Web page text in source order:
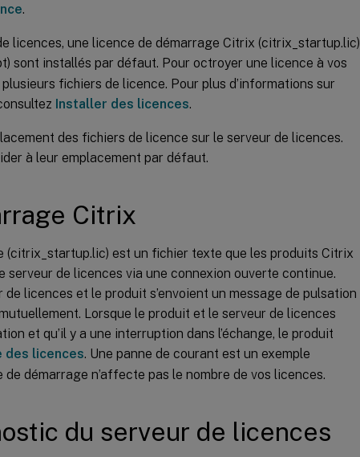
.
licences, une licence de démarrage Citrix (citrix_startup.lic)
sont installés par défaut. Pour octroyer une licence à vos
fichiers de licence. Pour plus d’informations sur
Installer des licences.
des fichiers de licence sur le serveur de licences.
à leur emplacement par défaut.
Citrix
(citrix_startup.lic) est un fichier texte que les produits Citrix
serveur de licences via une connexion ouverte continue.
licences et le produit s’envoient un message de pulsation
Lorsque le produit et le serveur de licences
et qu’il y a une interruption dans l’échange, le produit
des licences. Une panne de courant est un exemple
démarrage n’affecte pas le nombre de vos licences.
du serveur de licences